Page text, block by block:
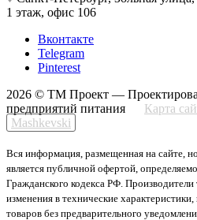
1 этаж, офис 106
Вконтакте
Telegram
Pinterest
2026 © ТМ Проект —
предприятий питания
Карта
Mashkevski
Вся информация, размещенная на сайте,
является публичной офертой,
Гражданского кодекса РФ. Производители
изменения в технические
товаров без предварительного